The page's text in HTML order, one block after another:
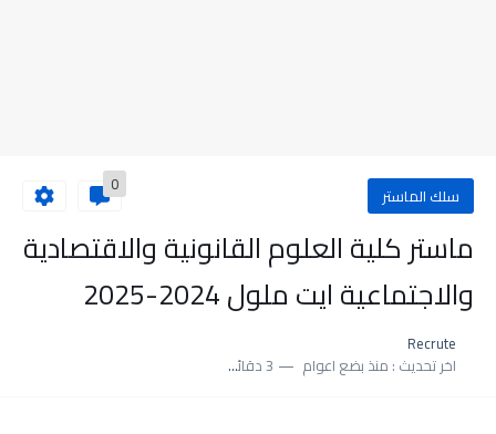
سلك الماستر 0
ماستر كلية العلوم القانونية والاقتصادية
والاجتماعية ايت ملول 2024-2025
Recrute
اخر تحديث : منذ بضع اعوام 3 دقائق للقراءة